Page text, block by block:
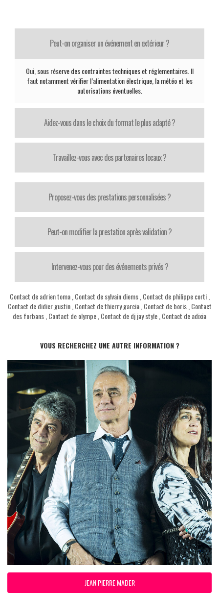
Peut-on organiser un événement en extérieur ?
Oui, sous réserve des contraintes techniques et réglementaires. Il
faut notamment vérifier l’alimentation électrique, la météo et les
autorisations éventuelles.
Aidez-vous dans le choix du format le plus adapté ?
Travaillez-vous avec des partenaires locaux ?
Proposez-vous des prestations personnalisées ?
Peut-on modifier la prestation après validation ?
Intervenez-vous pour des événements privés ?
Contact de adrien toma, Contact de sylvain diems, Contact de philippe corti,
Contact de didier gustin, Contact de thierry garcia, Contact de boris, Contact
des forbans Contact de olympe Contact de dj jay style Contact de adixia
VOUS RECHERCHEZ UNE AUTRE INFORMATION ?
JEAN PIERRE MADER